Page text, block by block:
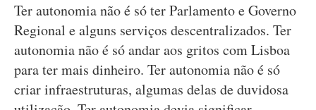
Ter autonomia não é só ter Parlamento e Governo
Regional e alguns serviços descentralizados. Ter
autonomia não é só andar aos gritos com Lisboa
para ter mais dinheiro. Ter autonomia não é só
criar infraestruturas, algumas delas de duvidosa